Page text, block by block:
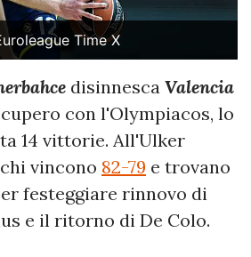
Time X
disinnesca Valencia
con l'Olympiacos, lo
14 vittorie. All'Ulker
vincono 82-79 e trovano
festeggiare rinnovo di
e il ritorno di De Colo.